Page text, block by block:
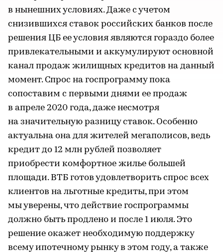
в нынешних условиях. Даже с учетом
снизившихся ставок российских банков после
решения ЦБ ее условия являются гораздо более
привлекательными и аккумулируют основной
канал продаж жилищных кредитов на данный
момент. Спрос на госпрограмму пока
сопоставим с первыми днями ее продаж
в апреле 2020 года, даже несмотря
на значительную разницу ставок. Особенно
актуальна она для жителей мегаполисов, ведь
кредит до 12 млн рублей позволяет
приобрести комфортное жилье большей
площади. ВТБ готов удовлетворить спрос всех
клиентов на льготные кредиты, при этом
мы уверены, что действие госпрограммы
должно быть продлено и после 1 июля. Это
решение окажет необходимую поддержку
всему ипотечному рынку в этом году, а также